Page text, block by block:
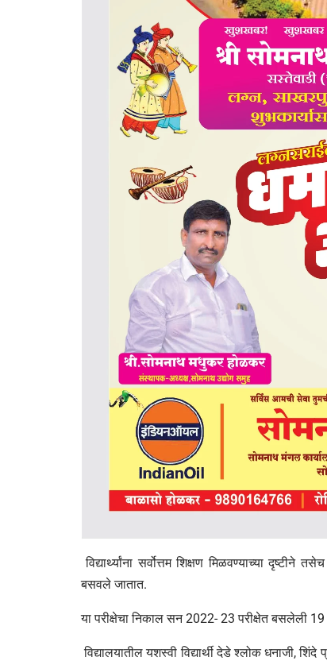
विद्यार्थ्यांना सर्वोत्तम शिक्षण मिळवण्याच्या दृष्टीने
बसवले जातात.
या परीक्षेचा निकाल सन 2022- 23 परीक्षेत बसलेली 19
विद्यालयातील यशस्वी विद्यार्थी देडे श्लोक धनाजी,